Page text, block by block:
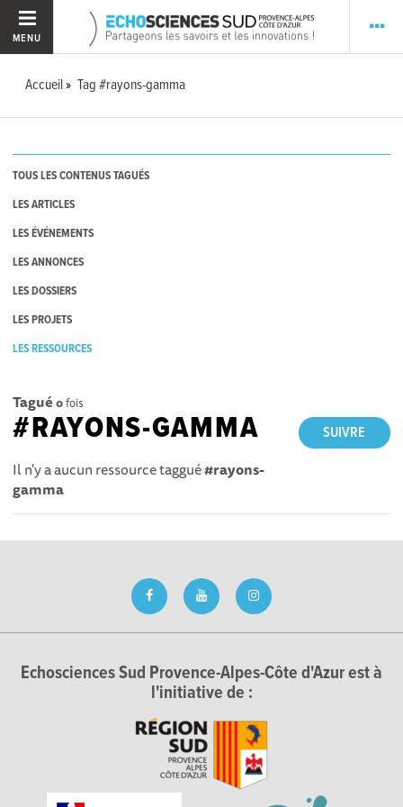
MENU
Accueil Tag #rayons-gamma
TOUS LES CONTENUS TAGUÉS
LES ARTICLES
LES ÉVÉNEMENTS
LES ANNONCES
LES DOSSIERS
LES PROJETS
LES RESSOURCES
Tagué 0fois
SUIVRE
#RAYONS-GAMMA
Il n'y a aucun ressource taggué#rayons-
gamma
Echosciences Sud Provence-Alpes-Côte d'Azur est à
l'initiative de :